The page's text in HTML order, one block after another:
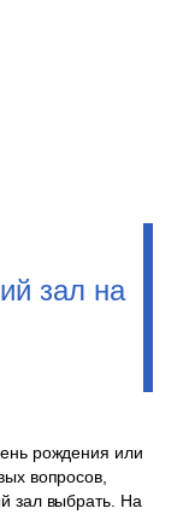
зал на
рождения или
вопросов,
зал выбрать. На